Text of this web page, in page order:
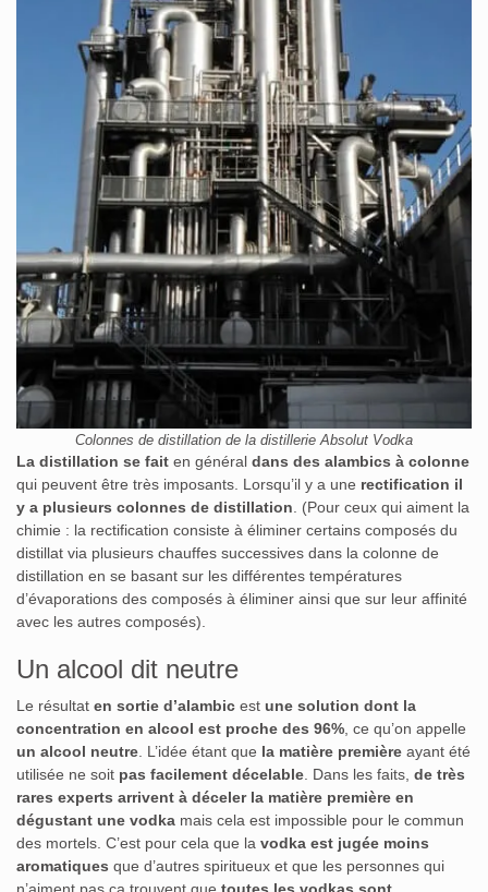
Colonnes de distillation de la distillerie Absolut Vodka
La distillation se fait en général dans des alambics à colonne
qui peuvent être très imposants. Lorsqu’il y a une rectification il
y a plusieurs colonnes de distillation . (Pour ceux qui aiment la
chimie : la rectification consiste à éliminer certains composés du
distillat via plusieurs chauffes successives dans la colonne de
distillation en se basant sur les différentes températures
d’évaporations des composés à éliminer ainsi que sur leur affinité
avec les autres composés).
Un alcool dit neutre
Le résultat en sortie d’alambic est une solution dont la
concentration en alcool est proche des 96% , ce qu’on appelle
un alcool neutre . L’idée étant que la matière première ayant été
utilisée ne soit pas facilement décelable . Dans les faits, de très
rares experts arrivent à déceler la matière première en
dégustant une vodka mais cela est impossible pour le commun
des mortels. C’est pour cela que la vodka est jugée moins
aromatiques que d’autres spiritueux et que les personnes qui
n’aiment pas ça trouvent que toutes les vodkas sont